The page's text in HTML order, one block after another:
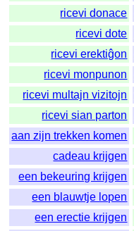
ricevi donace
ricevi dote
ricevi erektiĝon
ricevi monpunon
ricevi multajn vizitojn
ricevi sian parton
aan zijn trekken komen
cadeau krijgen
een bekeuring krijgen
een blauwtje lopen
een erectie krijgen